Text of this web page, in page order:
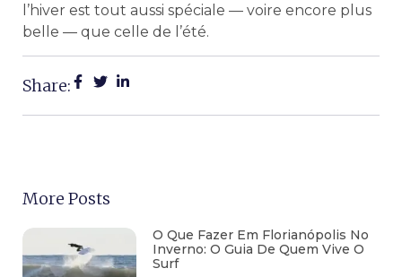
l’hiver est tout aussi spéciale — voire encore plus
belle — que celle de l’été.
Share:
More Posts
O Que Fazer Em Florianópolis No
Inverno: O Guia De Quem Vive O
Surf